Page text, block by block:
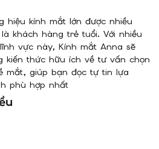
hiệu kính mắt lớn được nhiều
khách hàng trẻ tuổi. Với nhiều
vực này, Kính mắt Anna sẽ
kiến thức hữu ích về tư vấn chọn
mắt, giúp bạn đọc tự tin lựa
phù hợp nhất